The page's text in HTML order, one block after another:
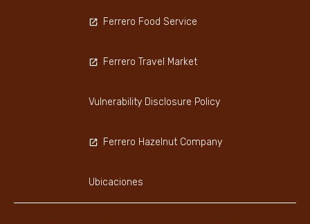
Ferrero Food Service
Ferrero Travel Market
Vulnerability Disclosure Policy
Ferrero Hazelnut Company
Ubicaciones